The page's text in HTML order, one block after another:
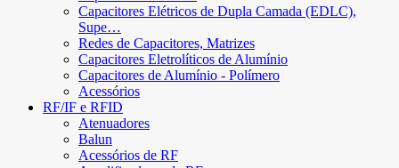
Capacitores Elétricos de Dupla Camada (EDLC),
Supe…
Redes de Capacitores, Matrizes
Capacitores Eletrolíticos de Alumínio
Capacitores de Alumínio - Polímero
Acessórios
RF/IF e RFID
Atenuadores
Balun
Acessórios de RF